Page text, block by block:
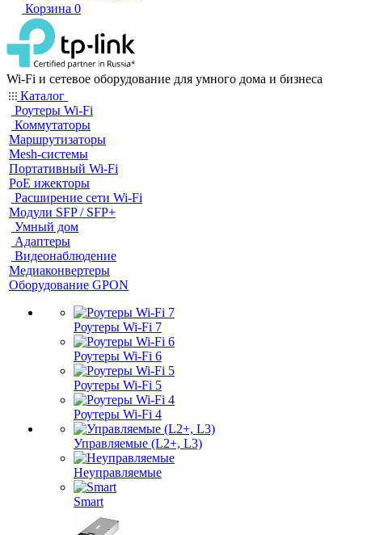
Корзина 0
Wi-Fi и сетевое оборудование для умного дома и бизнеса
Каталог
Роутеры Wi-Fi
Коммутаторы
Маршрутизаторы
Mesh-системы
Портативный Wi-Fi
PoE ижекторы
Расширение сети Wi‑Fi
Модули SFP / SFP+
Умный дом
Адаптеры
Видеонаблюдение
Медиаконвертеры
Оборудование GPON
Роутеры Wi-Fi 7
Роутеры Wi-Fi 6
Роутеры Wi-Fi 5
Роутеры Wi-Fi 4
Управляемые (L2+, L3)
Неуправляемые
Smart